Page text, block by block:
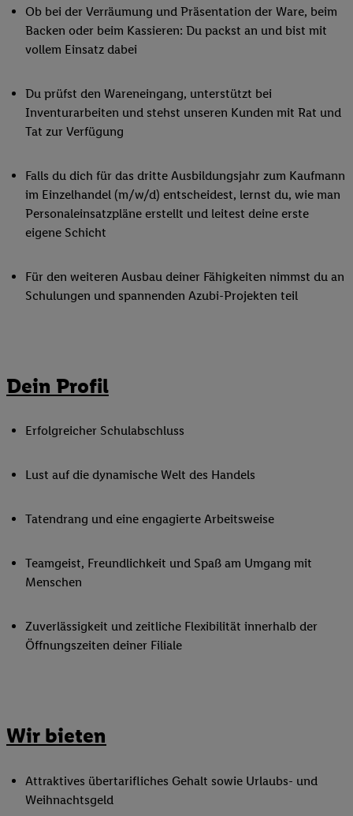
Ob bei der Verräumung und Präsentation der Ware, beim
Backen oder beim Kassieren: Du packst an und bist mit
vollem Einsatz dabei
Du prüfst den Wareneingang, unterstützt bei
Inventurarbeiten und stehst unseren Kunden mit Rat und
Tat zur Verfügung
Falls du dich für das dritte Ausbildungsjahr zum Kaufmann
im Einzelhandel (m/w/d) entscheidest, lernst du, wie man
Personaleinsatzpläne erstellt und leitest deine erste
eigene Schicht
Für den weiteren Ausbau deiner Fähigkeiten nimmst du an
Schulungen und spannenden Azubi-Projekten teil
Dein Profil
Erfolgreicher Schulabschluss
Lust auf die dynamische Welt des Handels
Tatendrang und eine engagierte Arbeitsweise
Teamgeist, Freundlichkeit und Spaß am Umgang mit
Menschen
Zuverlässigkeit und zeitliche Flexibilität innerhalb der
Öffnungszeiten deiner Filiale
Wir bieten
Attraktives übertarifliches Gehalt sowie Urlaubs- und
Weihnachtsgeld